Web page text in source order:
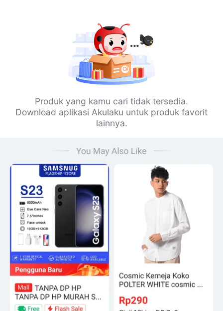
Produk yang kamu cari tidak tersedia.
Download aplikasi Akulaku untuk produk favorit
lainnya.